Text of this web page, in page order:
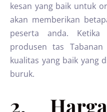
kesan yang baik untuk
akan memberikan
peserta anda. Ketika
produsen tas
kualitas yang baik yang
buruk.
2.